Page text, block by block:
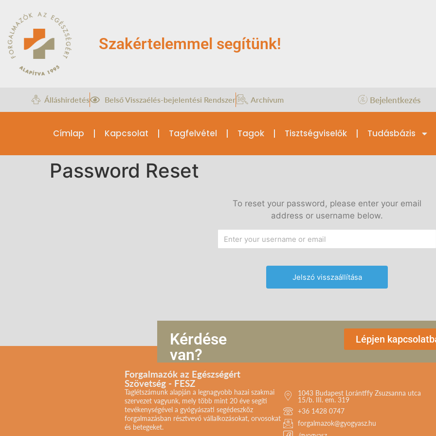
Szakértelemmel segítünk!
Álláshirdetés Belső Visszaélés-bejelentési Rendszer Archívum Bejelentkezés
Címlap Kapcsolat Tagfelvétel Tagok Tisztségviselők Tudásbázis
Password Reset
To reset your password, please enter your email
address or username below.
Kérdése
van?
Lépjen
Forgalmazók az Egészségért
Szövetség - FESZ
Taglétszámunk alapján a legnagyobb hazai szakmai
szervezet vagyunk, mely több mint 20 éve segíti
tevékenységével a gyógyászati segédeszköz
forgalmazásban résztvevő vállalkozásokat, orvosokat
és betegeket.
1043 Budapest Lorántffy Zsuzsanna utca
15/b. III. em. 319
+36 1428 0747
forgalmazok@gyogyasz.hu